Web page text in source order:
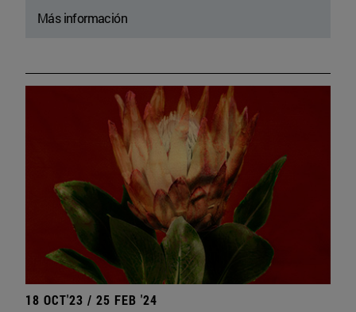
Más información
18 OCT'23 / 25 FEB '24